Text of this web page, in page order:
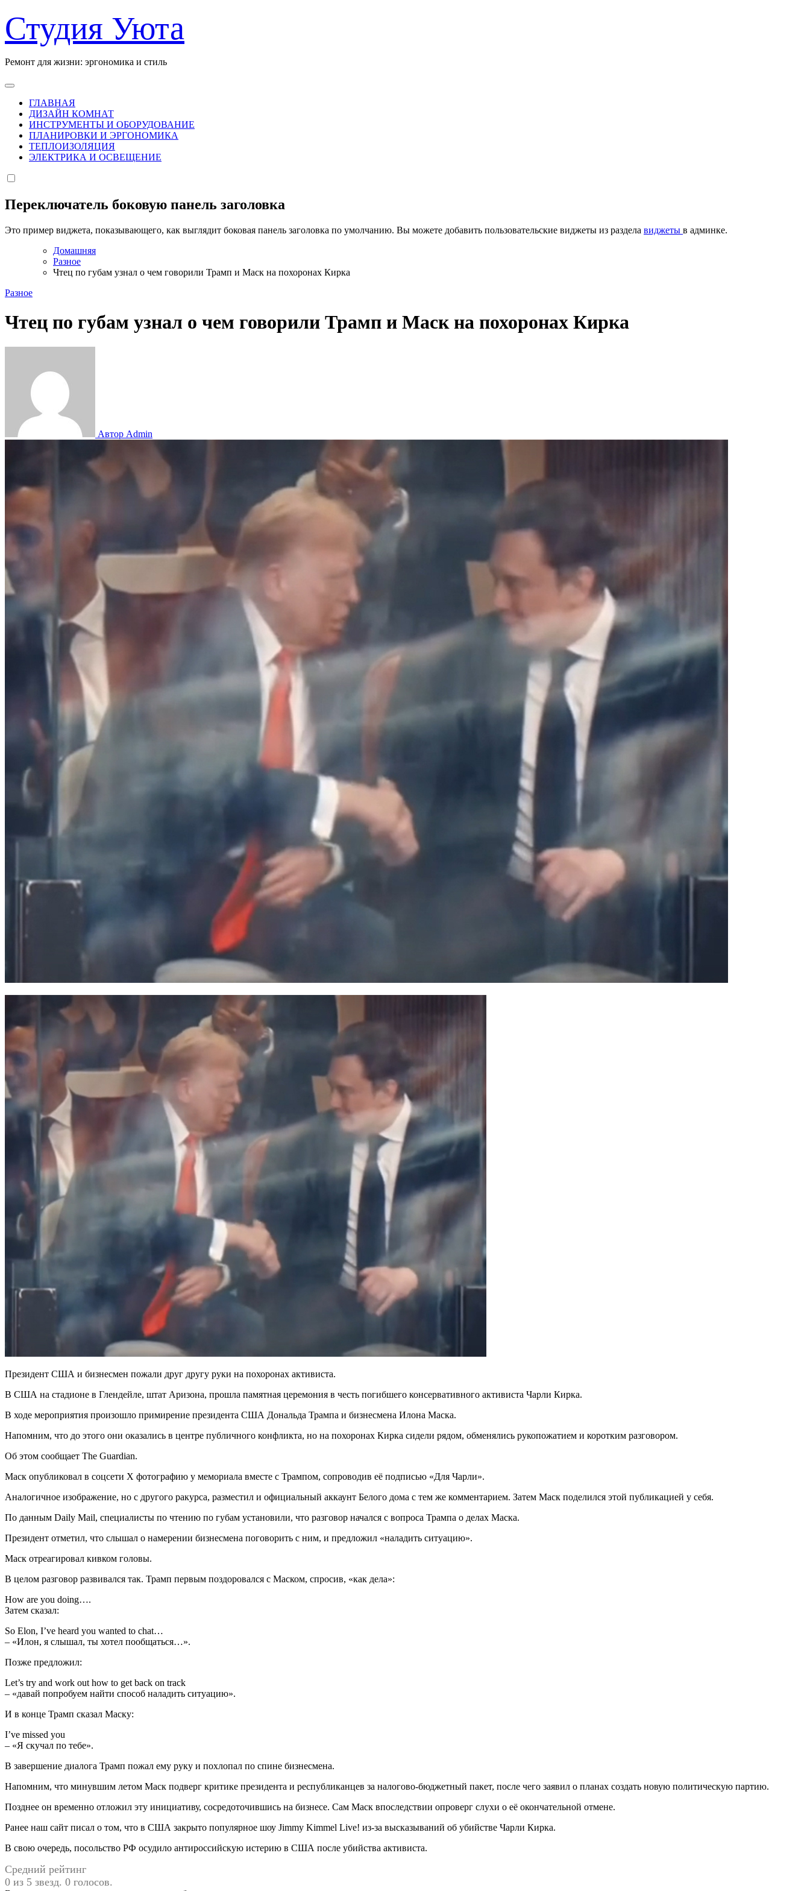
к
содержанию
Студия Уюта
Ремонт для жизни: эргономика и стиль
ГЛАВНАЯ
ДИЗАЙН КОМНАТ
ИНСТРУМЕНТЫ И ОБОРУДОВАНИЕ
ПЛАНИРОВКИ И ЭРГОНОМИКА
ТЕПЛОИЗОЛЯЦИЯ
ЭЛЕКТРИКА И ОСВЕЩЕНИЕ
Переключатель боковую панель заголовка
Это пример виджета, показывающего, как выглядит боковая панель заголовка по умолчанию. Вы можете добавить пользовательские виджеты из раздела виджеты в админке.
Домашняя
Разное
Чтец по губам узнал о чем говорили Трамп и Маск на похоронах Кирка
Разное
Чтец по губам узнал о чем говорили Трамп и Маск на похоронах Кирка
Автор Admin
Президент США и бизнесмен пожали друг другу руки на похоронах активиста.
В США на стадионе в Глендейле, штат Аризона, прошла памятная церемония в честь погибшего консервативного активиста Чарли Кирка.
В ходе мероприятия произошло примирение президента США Дональда Трампа и бизнесмена Илона Маска.
Напомним, что до этого они оказались в центре публичного конфликта, но на похоронах Кирка сидели рядом, обменялись рукопожатием и коротким разговором.
Об этом сообщает The Guardian.
Маск опубликовал в соцсети X фотографию у мемориала вместе с Трампом, сопроводив её подписью «Для Чарли».
Аналогичное изображение, но с другого ракурса, разместил и официальный аккаунт Белого дома с тем же комментарием. Затем Маск поделился этой публикацией у себя.
По данным Daily Mail, специалисты по чтению по губам установили, что разговор начался с вопроса Трампа о делах Маска.
Президент отметил, что слышал о намерении бизнесмена поговорить с ним, и предложил «наладить ситуацию».
Маск отреагировал кивком головы.
В целом разговор развивался так. Трамп первым поздоровался с Маском, спросив, «как дела»:
How are you doing….
Затем сказал:
So Elon, I’ve heard you wanted to chat…
– «Илон, я слышал, ты хотел пообщаться…».
Позже предложил:
Let’s try and work out how to get back on track
– «давай попробуем найти способ наладить ситуацию».
И в конце Трамп сказал Маску:
I’ve missed you
– «Я скучал по тебе».
В завершение диалога Трамп пожал ему руку и похлопал по спине бизнесмена.
Напомним, что минувшим летом Маск подверг критике президента и республиканцев за налогово-бюджетный пакет, после чего заявил о планах создать новую политическую партию.
Позднее он временно отложил эту инициативу, сосредоточившись на бизнесе. Сам Маск впоследствии опроверг слухи о её окончательной отмене.
Ранее наш сайт писал о том, что в США закрыто популярное шоу Jimmy Kimmel Live! из-за высказываний об убийстве Чарли Кирка.
В свою очередь, посольство РФ осудило антироссийскую истерию в США после убийства активиста.
Средний рейтинг
0 из 5 звезд. 0 голосов.